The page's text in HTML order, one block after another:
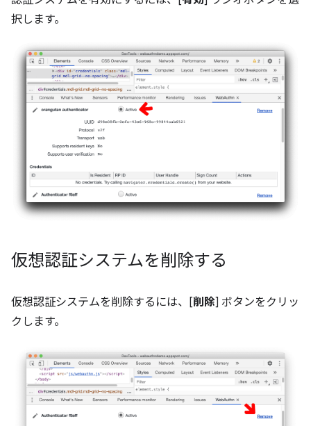
択します。
仮想認証システムを削除する
仮想認証システムを削除するには、[削除] ボタンをクリッ
クします。